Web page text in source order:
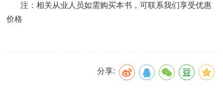
注：相关从业人员如需购买本书，可联系我们享受优惠
价格
分享: